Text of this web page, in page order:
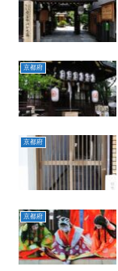
京都府
京都府
京都府